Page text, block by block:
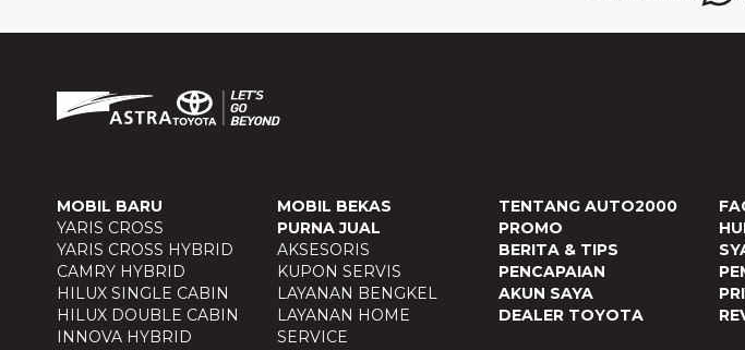
MOBIL BARU
YARIS CROSS
YARIS CROSS HYBRID
CAMRY HYBRID
HILUX SINGLE CABIN
HILUX DOUBLE CABIN
INNOVA HYBRID
MOBIL BEKAS
PURNA JUAL
AKSESORIS
KUPON SERVIS
LAYANAN BENGKEL
LAYANAN HOME
SERVICE
TENTANG AUTO2000
PROMO
BERITA & TIPS
PENCAPAIAN
AKUN SAYA
DEALER TOYOTA